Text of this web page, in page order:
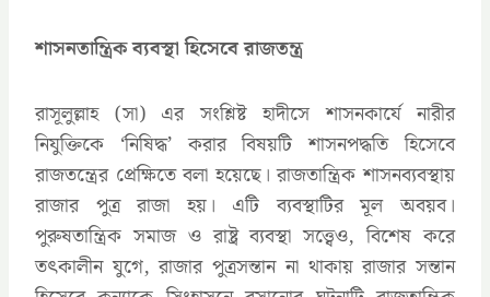
শাসনতান্ত্রিক ব্যবস্থা হিসেবে রাজতন্ত্র
রাসূলুল্লাহ (সা) এর সংশ্লিষ্ট হাদীসে শাসনকার্যে নারীর
নিযুক্তিকে ‘নিষিদ্ধ’ করার বিষয়টি শাসনপদ্ধতি হিসেবে
রাজতন্ত্রের প্রেক্ষিতে বলা হয়েছে। রাজতান্ত্রিক শাসনব্যবস্থায়
রাজার পুত্র রাজা হয়। এটি ব্যবস্থাটির মূল অবয়ব।
পুরুষতান্ত্রিক সমাজ ও রাষ্ট্র ব্যবস্থা সত্ত্বেও, বিশেষ করে
তৎকালীন যুগে, রাজার পুত্রসন্তান না থাকায় রাজার সন্তান